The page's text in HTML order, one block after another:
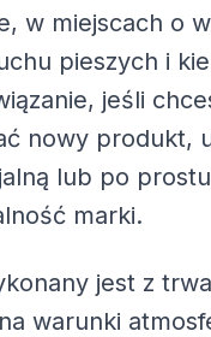
w miejscach o
pieszych i
jeśli
nowy produkt,
lub po
marki.
jest z
warunki